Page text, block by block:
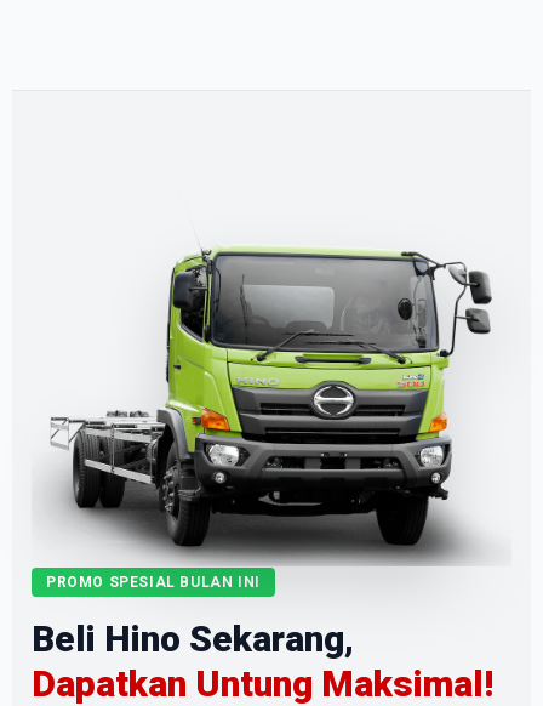
PROMO SPESIAL BULAN INI
Beli Hino Sekarang,
Dapatkan Untung Maksimal!